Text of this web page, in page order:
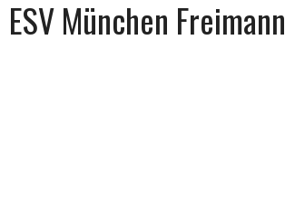
ESV München Freimann